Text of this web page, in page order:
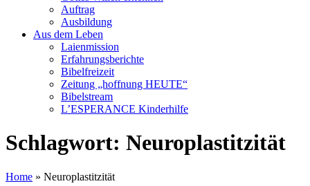
Auftrag
Ausbildung
Aus dem Leben
Laienmission
Erfahrungsberichte
Bibelfreizeit
Zeitung „hoffnung HEUTE“
Bibelstream
L’ESPERANCE Kinderhilfe
Schlagwort: Neuroplastitzität
Home » Neuroplastitzität